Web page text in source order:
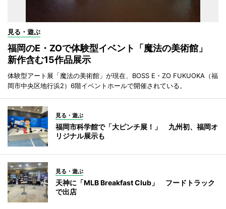
見る・遊ぶ
福岡のE・ZOで体験型イベント「魔法の美術館」
新作含む15作品展示
体験型アート展「魔法の美術館」が現在、BOSS E・ZO FUKUOKA（福
岡市中央区地行浜2）6階イベントホールで開催されている。
見る・遊ぶ
福岡市科学館で「大ピンチ展！」 九州初、福岡オ
リジナル展示も
見る・遊ぶ
天神に「MLB Breakfast Club」 フードトラック
で出店